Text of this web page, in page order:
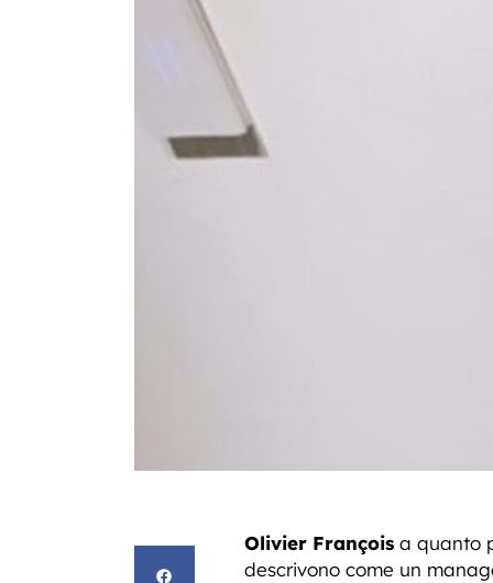
Olivier François a quanto
descrivono come un